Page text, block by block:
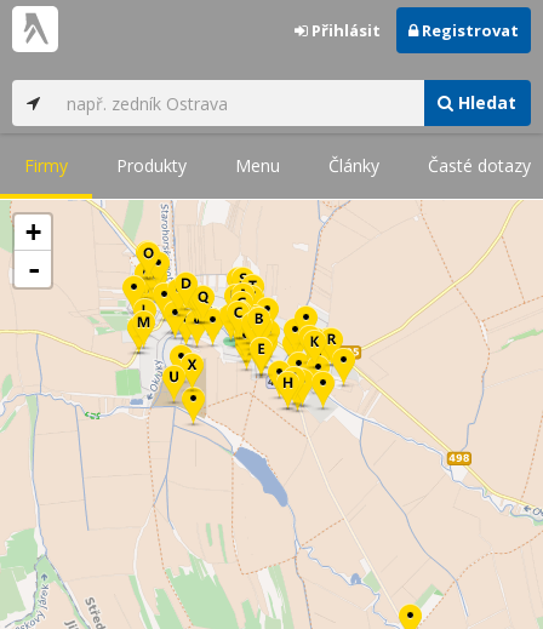
Hledat
Přihlásit Registrovat
Firmy Produkty Menu Články Časté dotazy
+
-